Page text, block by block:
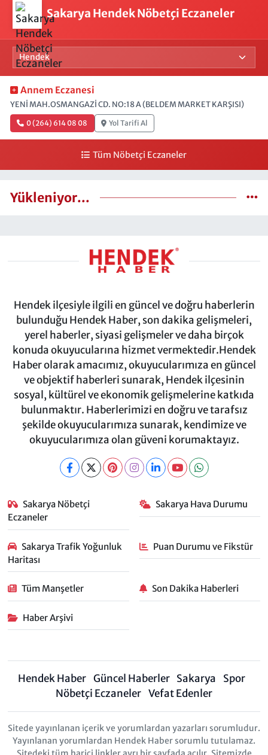
Sakarya Hendek Nöbetçi Eczaneler
Annem Eczanesi
YENİ MAH.OSMANGAZİ CD. NO:18 A (BELDEM MARKET KARŞISI)
0 (264) 614 08 08 Yol Tarifi Al
Tüm Nöbetçi Eczaneler
Yükleniyor...
Hendek ilçesiyle ilgili en güncel ve doğru haberlerin
bulunduğu Hendek Haber, son dakika gelişmeleri,
yerel haberler, siyasi gelişmeler ve daha birçok
konuda okuyucularına hizmet vermektedir.Hendek
Haber olarak amacımız, okuyucularımıza en güncel
ve objektif haberleri sunarak, Hendek ilçesinin
sosyal, kültürel ve ekonomik gelişmelerine katkıda
bulunmaktır. Haberlerimizi en doğru ve tarafsız
şekilde okuyucularımıza sunarak, kendimize ve
okuyucularımıza olan güveni korumaktayız.
Sakarya Nöbetçi
Eczaneler
Sakarya Hava Durumu
Sakarya Trafik Yoğunluk
Haritası
Puan Durumu ve Fikstür
Tüm Manşetler Son Dakika Haberleri
Haber Arşivi
Hendek Haber Güncel Haberler Sakarya
Spor
Nöbetçi Eczaneler Vefat Edenler
Sitede yayınlanan içerik ve yorumlardan yazarları sorumludur.
Yayınlanan yorumlardan Hendek Haber sorumlu tutulamaz.